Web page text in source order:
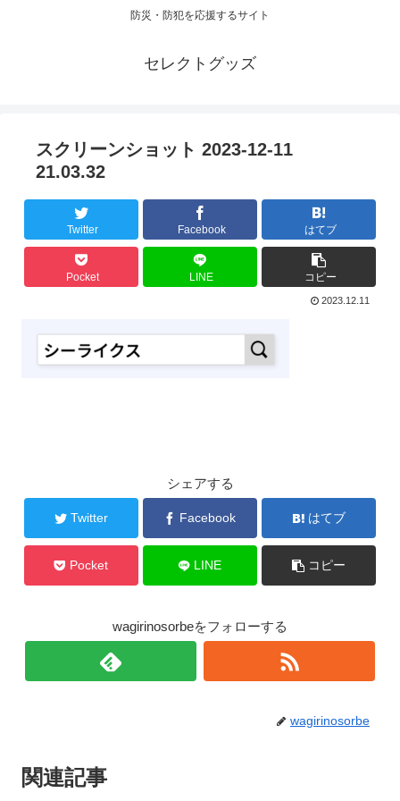
防災・防犯を応援するサイト
セレクトグッズ
スクリーンショット 2023-12-11
21.03.32
Twitter Facebook はてブ
Pocket LINE コピー
2023.12.11
シェアする
Twitter Facebook はてブ
Pocket LINE コピー
wagirinosorbeをフォローする
wagirinosorbe
関連記事